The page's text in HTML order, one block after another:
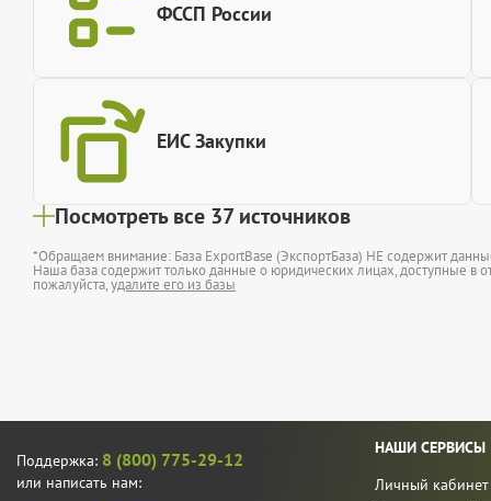
ФССП России
ЕИС Закупки
Посмотреть все 37 источников
*Обращаем внимание: База ExportBase (ЭкспортБаза) НЕ содержит
Наша база содержит только данные о юридических лицах, доступные в
пожалуйста,удалите его из базы
Поддержка: 8 (800) 775-29-12
или написать нам:
НАШИ СЕРВИСЫ
Личный кабинет